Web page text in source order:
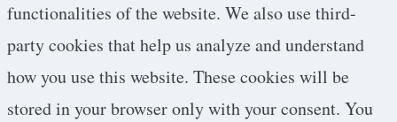
functionalities of the website. We also use third-
party cookies that help us analyze and understand
how you use this website. These cookies will be
stored in your browser only with your consent. You